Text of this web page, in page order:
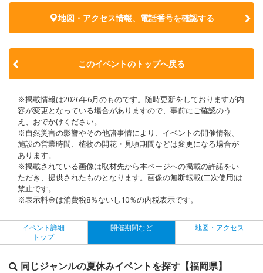
地図・アクセス情報、電話番号を確認する
このイベントのトップへ戻る
※掲載情報は2026年6月のものです。随時更新をしておりますが内
容が変更となっている場合がありますので、事前にご確認のう
え、おでかけください。
※自然災害の影響やその他諸事情により、イベントの開催情報、
施設の営業時間、植物の開花・見頃期間などは変更になる場合が
あります。
※掲載されている画像は取材先から本ページへの掲載の許諾をい
ただき、提供されたものとなります。画像の無断転載(二次使用)は
禁止です。
※表示料金は消費税8％ないし10％の内税表示です。
イベント詳細
トップ
開催期間など 地図・アクセス
同じジャンルの夏休みイベントを探す【福岡県】